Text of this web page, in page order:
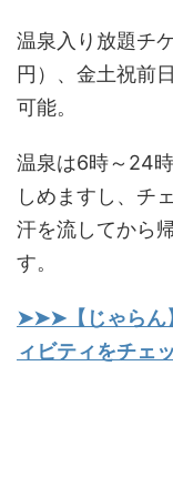
温泉入り放題チ
円）、金土祝前
可能。
温泉は6時～24
しめますし、チ
汗を流してから
す。
➤➤➤【じゃらん
ィビティをチェ